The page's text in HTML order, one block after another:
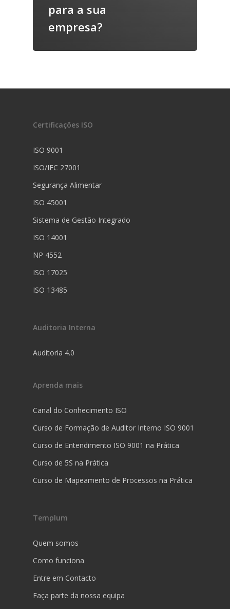
para a sua
empresa?
Certificações ISO
ISO 9001
ISO/IEC 27001
Segurança Alimentar
ISO 45001
Sistema de Gestão Integrado
ISO 14001
NP 4552
ISO 17025
ISO 13485
Auditoria Interna
Auditoria 4.0
Aprenda mais
Canal do Conhecimento ISO
Curso de Formação de Auditor Interno ISO 9001
Curso de Entendimento ISO 9001 na Prática
Curso de 5S na Prática
Curso de Mapeamento de Processos na Prática
Templum
Quem somos
Como funciona
Entre em Contacto
Faça parte da nossa equipa